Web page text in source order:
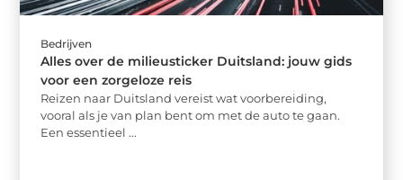
Bedrijven
Alles over de milieusticker Duitsland: jouw gids
voor een zorgeloze reis
Reizen naar Duitsland vereist wat voorbereiding,
vooral als je van plan bent om met de auto te gaan.
Een essentieel ...